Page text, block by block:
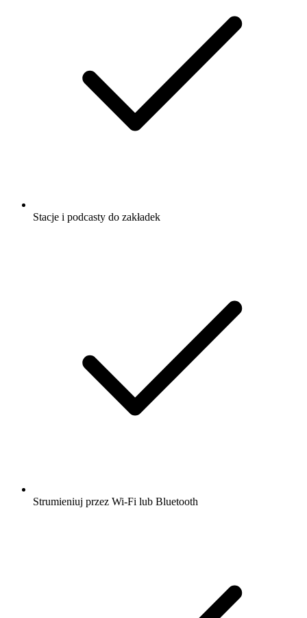
Stacje i podcasty do zakładek
Strumieniuj przez Wi-Fi lub Bluetooth